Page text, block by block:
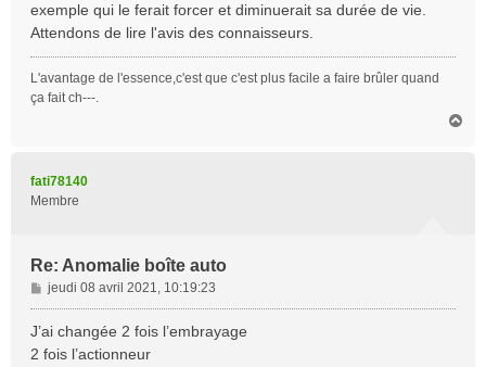
exemple qui le ferait forcer et diminuerait sa durée de vie.
Attendons de lire l'avis des connaisseurs.
L'avantage de l'essence,c'est que c'est plus facile a faire brûler quand
ça fait ch---.
fati78140
Membre
Re: Anomalie boîte auto
M
e
s
s
jeudi 08 avril 2021, 10:19:23
J’ai changée 2 fois l’embrayage
2 fois l’actionneur